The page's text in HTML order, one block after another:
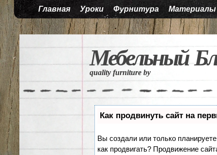
Главная Уроки Фурнитура Материалы
Мебельный
quality furniture by
Как продвинуть сайт на
Вы создали или только
как продвигать? Продвижение